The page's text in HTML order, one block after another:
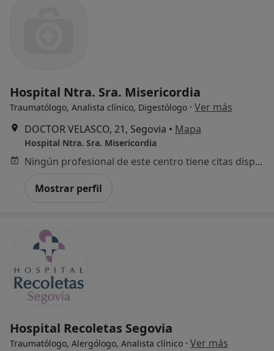
Hospital Ntra. Sra. Misericordia
Traumatólogo, Analista clínico, Digestólogo · Ver más
DOCTOR VELASCO, 21, Segovia • Mapa
Hospital Ntra. Sra. Misericordia
Ningún profesional de este centro tiene citas disponibles
Mostrar perfil
Hospital Recoletas Segovia
Traumatólogo, Alergólogo, Analista clínico · Ver más